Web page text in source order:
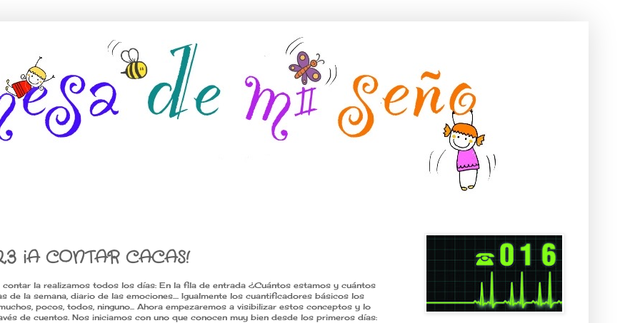
¡A CONTAR CACAS!
contar la realizamos todos los días: En la fila de entrada ¿Cuántos estamos y cuántos
de la semana, diario de las emociones.... Igualmente los cuantificadores básicos los
pocos, todos, ninguno... Ahora empezaremos a visibilizar estos conceptos y lo
de cuentos. Nos iniciamos con uno que conocen muy bien desde los primeros días: